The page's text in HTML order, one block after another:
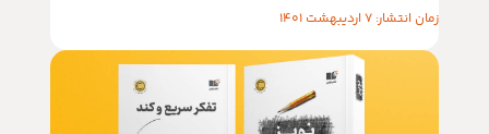
زمان انتشار: 7 اردیبهشت 1401